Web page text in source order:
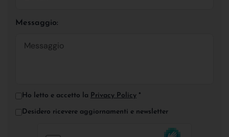
Messaggio:
Ho letto e accetto la Privacy Policy *
Desidero ricevere aggiornamenti e newsletter